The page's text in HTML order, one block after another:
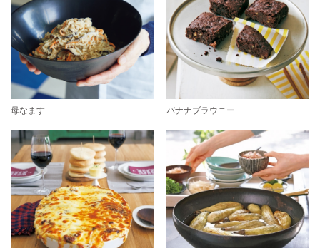
母なます バナナブラウニー